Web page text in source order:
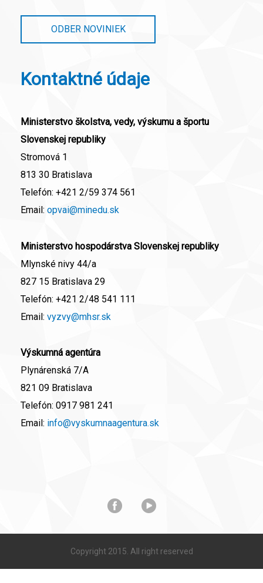
ODBER NOVINIEK
Kontaktné údaje
Ministerstvo školstva, vedy, výskumu a športu
Slovenskej republiky
Stromová 1
813 30 Bratislava
Telefón: +421 2/59 374 561
Email: opvai@minedu.sk
Ministerstvo hospodárstva Slovenskej republiky
Mlynské nivy 44/a
827 15 Bratislava 29
Telefón: +421 2/48 541 111
Email: vyzvy@mhsr.sk
Výskumná agentúra
Plynárenská 7/A
821 09 Bratislava
Telefón: 0917 981 241
Email: info@vyskumnaagentura.sk
Copyright 2015. All right reserved